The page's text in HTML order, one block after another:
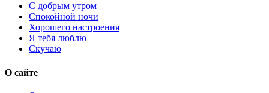
С добрым утром
Спокойной ночи
Хорошего настроения
Я тебя люблю
Скучаю
О сайте